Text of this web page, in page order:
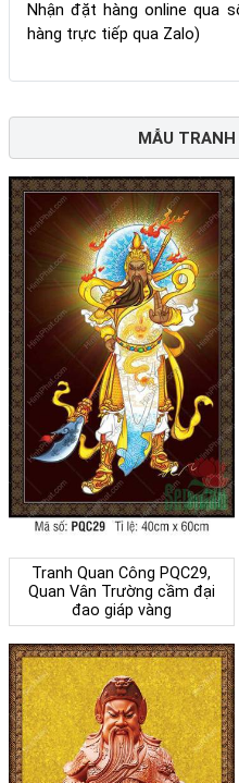
Nhận đặt hàng online qua
hàng trực tiếp qua Zalo)
MẪU
Tranh Quan Công PQC29,
Quan Vân Trường cầm đại
đao giáp vàng